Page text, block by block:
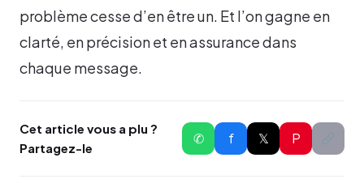
problème cesse d’en être un. Et l’on gagne en
clarté, en précision et en assurance dans
chaque message.
Cet article vous a plu ?
Partagez-le
✆ f 𝕏 P